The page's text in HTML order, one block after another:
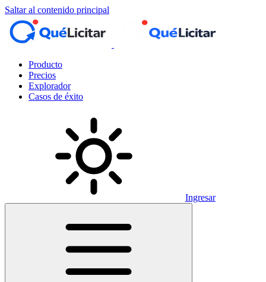
Saltar al contenido principal
Producto
Precios
Explorador
Casos de éxito
Ingresar